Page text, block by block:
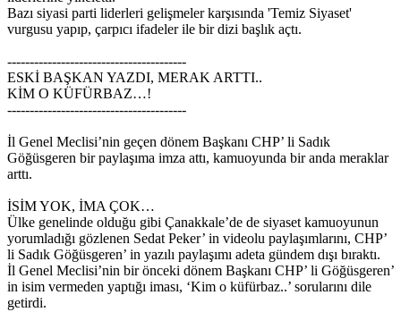
Bazı siyasi parti liderleri gelişmeler karşısında 'Temiz Siyaset'
vurgusu yapıp, çarpıcı ifadeler ile bir dizi başlık açtı.
----------------------------------------
ESKİ BAŞKAN YAZDI, MERAK ARTTI..
KİM O KÜFÜRBAZ…!
----------------------------------------
İl Genel Meclisi’nin geçen dönem Başkanı CHP’ li Sadık
Göğüsgeren bir paylaşıma imza attı, kamuoyunda bir anda meraklar
arttı.
İSİM YOK, İMA ÇOK…
Ülke genelinde olduğu gibi Çanakkale’de de siyaset kamuoyunun
yorumladığı gözlenen Sedat Peker’ in videolu paylaşımlarını, CHP’
li Sadık Göğüsgeren’ in yazılı paylaşımı adeta gündem dışı bıraktı.
İl Genel Meclisi’nin bir önceki dönem Başkanı CHP’ li Göğüsgeren’
in isim vermeden yaptığı iması, ‘Kim o küfürbaz..’ sorularını dile
getirdi.